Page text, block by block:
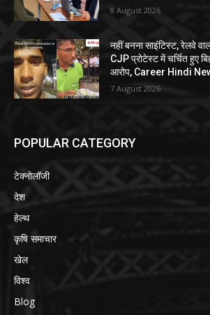
8 August 2026
नहीं बनना साइंटिस्ट, रेलवे
CJP प्रोटेस्ट में चर्चित हुए
आरोप, Career Hindi
7 August 2026
POPULAR CATEGORY
टेक्नोलॉजी
देश
हेल्थ
कृषि समाचार
खेल
विश्व
Blog